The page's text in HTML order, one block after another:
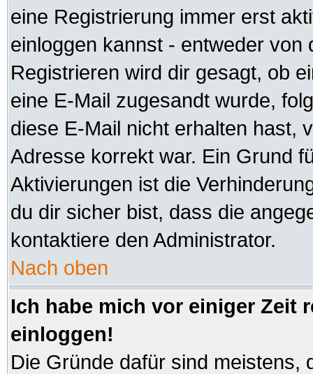
eine Registrierung immer erst
einloggen kannst - entweder von
Registrieren wird dir gesagt, ob
eine E-Mail zugesandt wurde,
diese E-Mail nicht erhalten hast,
Adresse korrekt war. Ein Grund
Aktivierungen ist die
du dir sicher bist, dass die
kontaktiere den Administrator.
Nach oben
Ich habe mich vor einiger Zeit
einloggen!
Die Gründe dafür sind meistens,